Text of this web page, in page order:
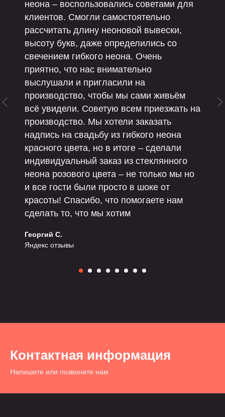
неона – воспользовались советами для
клиентов. Смогли самостоятельно
рассчитать длину неоновой вывески,
высоту букв, даже определились со
свечением гибкого неона. Очень
приятно, что нас внимательно
выслушали и пригласили на
производство, чтобы мы сами живьём
всё увидели. Советую всем приезжать на
производство. Мы хотели заказать
надпись на свадьбу из гибкого неона
красного цвета, но в итоге – сделали
индивидуальный заказ из стеклянного
неона розового цвета – не только мы но
и все гости были просто в шоке от
красоты! Спасибо, что помогаете нам
сделать то, что мы хотим
Георгий С.
Яндекс отзывы
Контактная информация
Напишите или позвоните нам